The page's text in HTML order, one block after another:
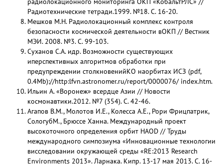
Радиотехнические тетради.1999. №18. С. 16-20.
Мешков М.Н. Радиолокационный комплекс контроля
безопасности космической деятельности вОКП // Вестник
МЭИ. 2008. №3. С. 99-103.
Суханов С.А. идр. Возможности существующих
иперспективных алгоритмов обработки при
предупреждении столкновенийКО наорбитах ИСЗ (pdf,
0.4Mb)://http:lfvn.astronomer.ru/report/0000076/ index.htm.
Ильин А. «Воронеж» всердце Азии // Новости
космонавтики.2012. №7 (354). С. 42-46.
Агапов В.М., Молотов И.Е., Колесса А.Е., Рори Фрицпатрик,
СологубМ., Брюссе Ханна. Международный проект
высокоточного определения орбит НАОD // Труды
международного симпозиума «Инновационные технологии
висследовании окружающей среды «RE:2013 Research
Environments 2013». Ларнака. Кипр. 13-17 мая 2013. С. 16-